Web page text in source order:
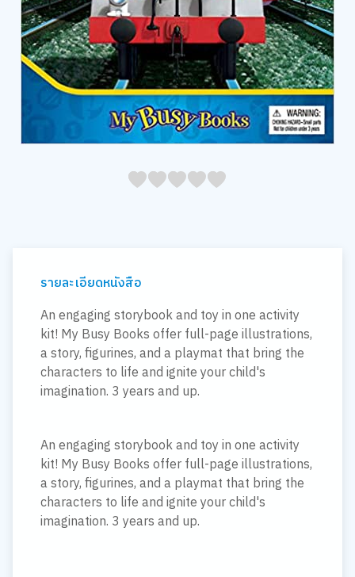
45
4
35
3
25
2
15
1
05
รายละเอียดหนังสือ
An engaging storybook and toy in one activity
kit! My Busy Books offer full-page illustrations,
a story, figurines, and a playmat that bring the
characters to life and ignite your child's
imagination. 3 years and up.
An engaging storybook and toy in one activity
kit! My Busy Books offer full-page illustrations,
a story, figurines, and a playmat that bring the
characters to life and ignite your child's
imagination. 3 years and up.